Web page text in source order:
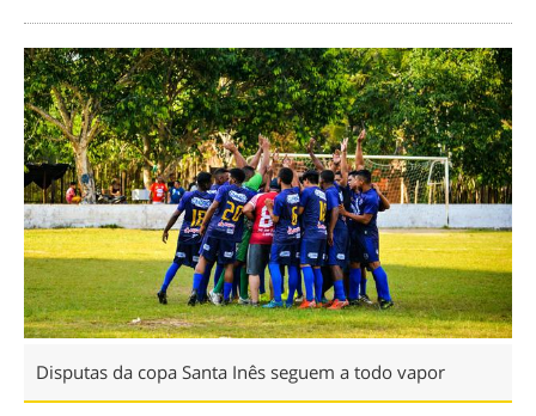
Disputas da copa Santa Inês seguem a todo vapor